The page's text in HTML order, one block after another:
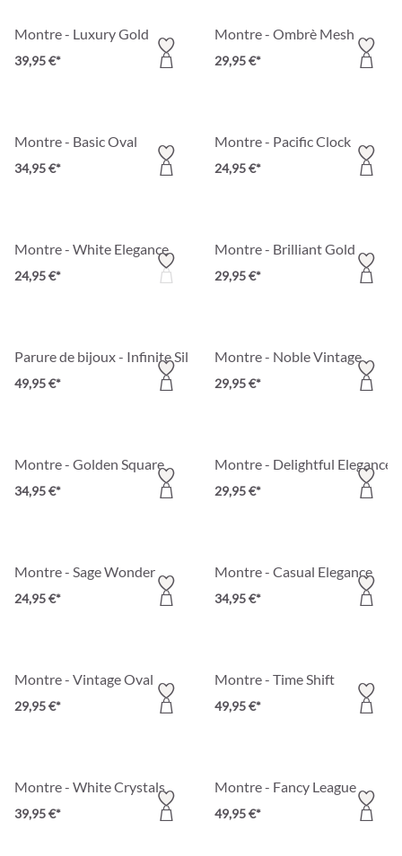
Montre - Luxury Gold
39,95 €*
Montre - Ombrè Mesh
29,95 €*
Montre - Basic Oval
34,95 €*
Montre - Pacific Clock
24,95 €*
Montre - White Elegance
24,95 €*
Montre - Brilliant Gold
29,95 €*
Parure de bijoux - Infinite Silver
49,95 €*
Montre - Noble Vintage
29,95 €*
Montre - Golden Square
34,95 €*
Montre - Delightful Elegance
29,95 €*
Montre - Sage Wonder
24,95 €*
Montre - Casual Elegance
34,95 €*
Montre - Vintage Oval
29,95 €*
Montre - Time Shift
49,95 €*
Montre - White Crystals
39,95 €*
Montre - Fancy League
49,95 €*